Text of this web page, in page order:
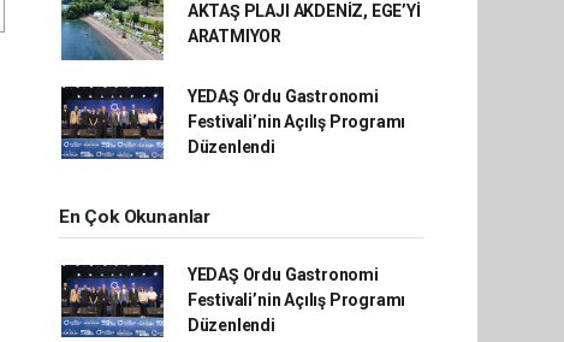
AKTAŞ PLAJI AKDENİZ, EGE’Yİ
ARATMIYOR
YEDAŞ Ordu Gastronomi
Festivali’nin Açılış Programı
Düzenlendi
En Çok Okunanlar
YEDAŞ Ordu Gastronomi
Festivali’nin Açılış Programı
Düzenlendi